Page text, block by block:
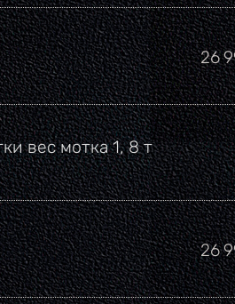
26
вес мотка 1, 8 т
26